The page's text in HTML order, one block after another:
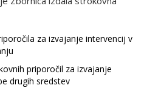
za izvajanje intervencij v
priporočil za izvajanje
drugih sredstev